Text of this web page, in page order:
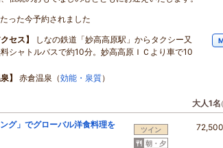
たった今予約されました
クセス】
しなの鉄道「妙高高原駅」からタクシー又
シャトルバスで約10分。妙高高原ＩＣより車で10
】 赤倉温泉（効能・泉質）
大人1名
グ」でグローバル洋食料理を
ツイン
朝・夕